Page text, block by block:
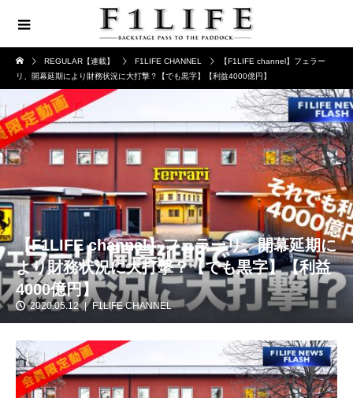
REGULAR【連載】 F1LIFE CHANNEL
【F1LIFE channel】フェラー
リ、開幕延期により財務状況に大打撃？【でも黒字】【利益4000億円】
【F1LIFE channel】フェラーリ、開幕延期に
より財務状況に大打撃？【でも黒字】【利益
4000億円】
2020.05.12 F1LIFE CHANNEL